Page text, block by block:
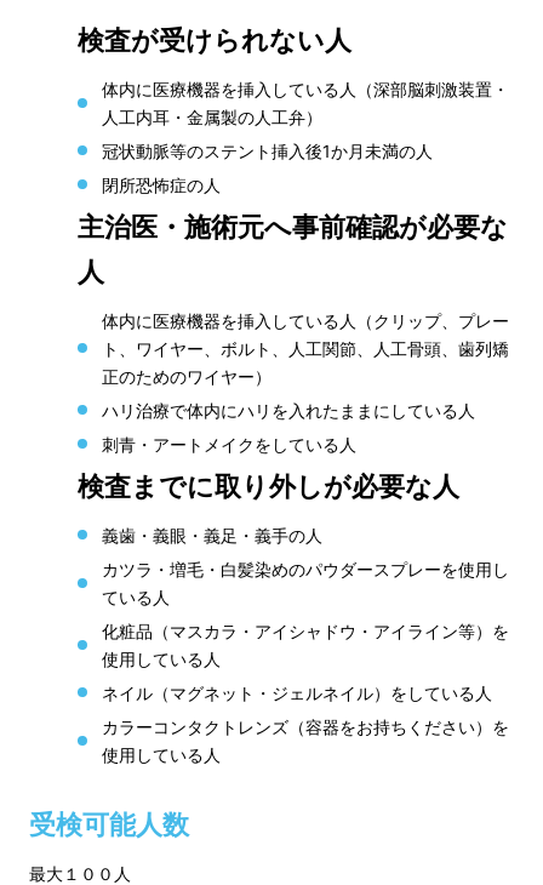
検査が受けられない人
体内に医療機器を挿入している人（深部脳刺激装置・
人工内耳・金属製の人工弁）
冠状動脈等のステント挿入後1か月未満の人
閉所恐怖症の人
主治医・施術元へ事前確認が必要な
人
体内に医療機器を挿入している人（クリップ、プレー
ト、ワイヤー、ボルト、人工関節、人工骨頭、歯列矯
正のためのワイヤー）
ハリ治療で体内にハリを入れたままにしている人
刺青・アートメイクをしている人
検査までに取り外しが必要な人
義歯・義眼・義足・義手の人
カツラ・増毛・白髪染めのパウダースプレーを使用し
ている人
化粧品（マスカラ・アイシャドウ・アイライン等）を
使用している人
ネイル（マグネット・ジェルネイル）をしている人
カラーコンタクトレンズ（容器をお持ちください）を
使用している人
受検可能人数
最大１００人